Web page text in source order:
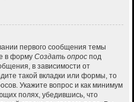
первого сообщения темы
в форму Создать опрос под
в зависимости от
такой вкладки или формы, то
Укажите вопрос и как минимум
полях, убедившись, что